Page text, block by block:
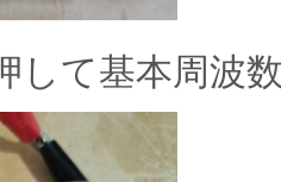
て基本周波